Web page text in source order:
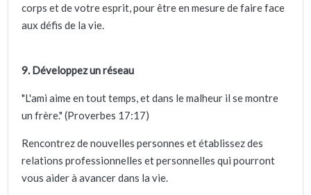
corps et de votre esprit, pour être en mesure de faire face
aux défis de la vie.
9. Développez un réseau
"L'ami aime en tout temps, et dans le malheur il se montre
un frère." (Proverbes 17:17)
Rencontrez de nouvelles personnes et établissez des
relations professionnelles et personnelles qui pourront
vous aider à avancer dans la vie.